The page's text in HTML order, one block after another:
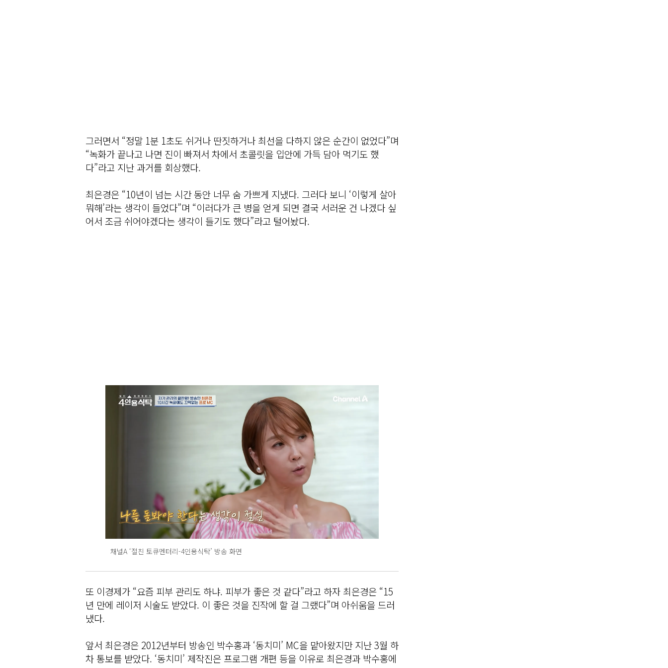
그러면서 “정말 1분 1초도 쉬거나 딴짓하거나 최선을 다하지 않은 순간이 없었다”며
“녹화가 끝나고 나면 진이 빠져서 차에서 초콜릿을 입안에 가득 담아 먹기도 했
다”라고 지난 과거를 회상했다.
최은경은 “10년이 넘는 시간 동안 너무 숨 가쁘게 지냈다. 그러다 보니 ‘이렇게 살아
뭐해’라는 생각이 들었다”며 “이러다가 큰 병을 얻게 되면 결국 서러운 건 나겠다 싶
어서 조금 쉬어야겠다는 생각이 들기도 했다”라고 털어놨다.
채널A ‘절친 토큐멘터리-4인용식탁’ 방송 화면
또 이경제가 “요즘 피부 관리도 하냐. 피부가 좋은 것 같다”라고 하자 최은경은 “15
년 만에 레이저 시술도 받았다. 이 좋은 것을 진작에 할 걸 그랬다”며 아쉬움을 드러
냈다.
앞서 최은경은 2012년부터 방송인 박수홍과 ‘동치미’ MC을 맡아왔지만 지난 3월 하
차 통보를 받았다. ‘동치미’ 제작진은 프로그램 개편 등을 이유로 최은경과 박수홍에